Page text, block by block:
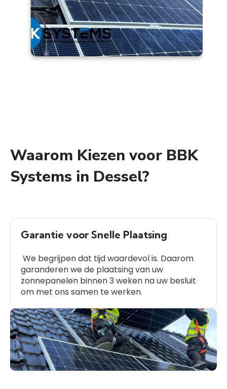
Waarom Kiezen voor BBK
Systems in Dessel?
Garantie voor Snelle Plaatsing
We begrijpen dat tijd waardevol is. Daarom
garanderen we de plaatsing van uw
zonnepanelen binnen 3 weken na uw besluit
om met ons samen te werken.